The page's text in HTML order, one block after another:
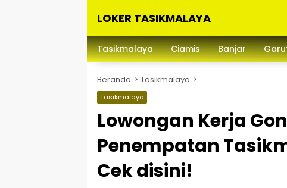
LOKER TASIKMALAYA
Lowongan
Kerja
dan
Sekitarna
Tasikmalaya Ciamis Banjar
Beranda Tasikmalaya
Tasikmalaya
Lowongan Kerja
Penempatan
Cek disini!